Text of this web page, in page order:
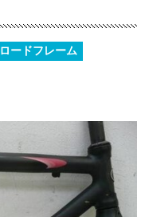
ロードフレーム